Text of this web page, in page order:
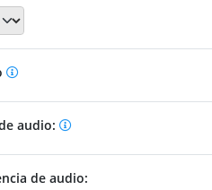
audio:
de audio: